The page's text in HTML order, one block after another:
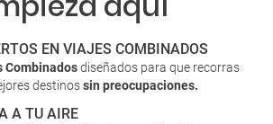
EN VIAJES COMBINADOS
Combinadosdiseñados para que recorras
destinossin preocupaciones.
A TU AIRE